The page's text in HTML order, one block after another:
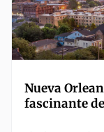
Nueva
fascinante